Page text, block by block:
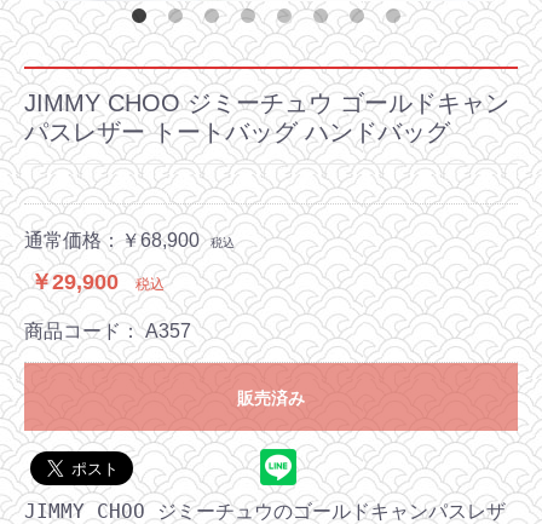
JIMMY CHOO ジミーチュウ ゴールドキャン
パスレザー トートバッグ ハンドバッグ
通常価格：￥68,900 税込
￥29,900 税込
商品コード：A357
販売済み
JIMMY CHOO ジミーチュウのゴールドキャンパスレザ